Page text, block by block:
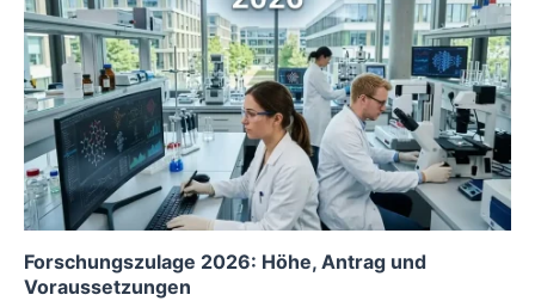
Forschungszulage 2026: Höhe, Antrag und
Voraussetzungen